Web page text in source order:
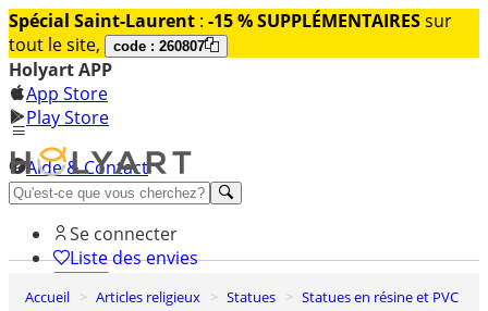
Spécial Saint-Laurent : -15 % SUPPLÉMENTAIRESsur
tout le site,
code : 260807
Holyart APP
App Store
Play Store
Aide & Contact
Découvrez Premium
Se connecter
Liste des envies
0
Accueil Articles religieux Statues
Statues en résine et PVC